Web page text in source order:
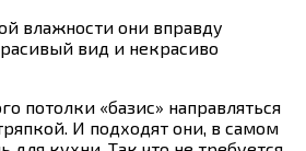
влажности они вправду
вид и некрасиво
потолки «базис» направляться
И подходят они, в самом